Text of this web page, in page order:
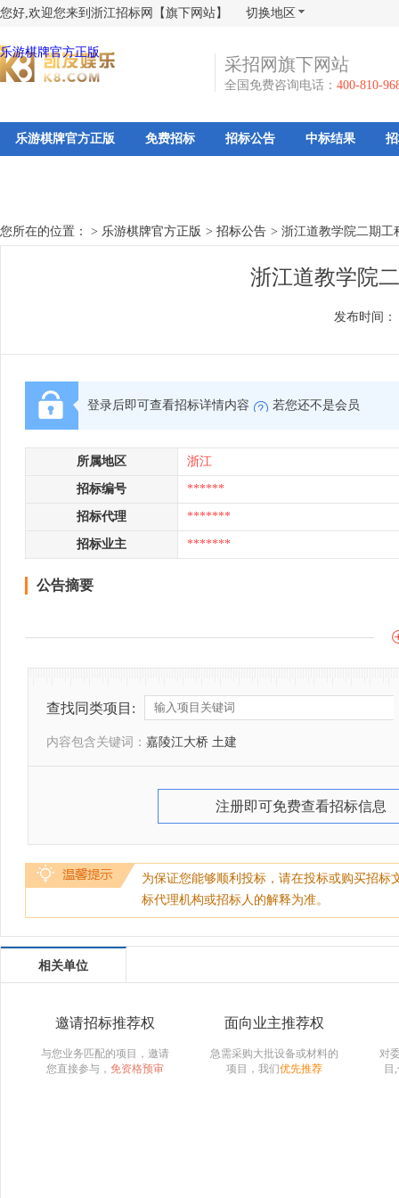
您好,欢迎您来到浙江招标网【旗下网站】 切换地区
乐游棋牌官方正版
采招网旗下网站
全国免费咨询电话： 400-810-
乐游棋牌官方正版 免费招标 招标公告 中标结果
您所在的位置： > 乐游棋牌官方正版 > 招标公告 > 浙江道教学院二期工
浙江道教学院
发布时间：
登录后即可查看招标详情内容 若您还不是会员
所属地区 浙江
招标编号 ******
招标代理 *******
招标业主 *******
公告摘要
查找同类项目:
内容包含关键词： 嘉陵江大桥 土建
注册即可免费查看招标信息
为保证您能够顺利投标，请在投标或购买招
标代理机构或招标人的解释为准。
相关单位
邀请招标推荐权
与您业务匹配的项目，邀请
您直接参与， 免资格预审
面向业主推荐权
急需采购大批设备或材料的
项目，我们优先推荐
对
目